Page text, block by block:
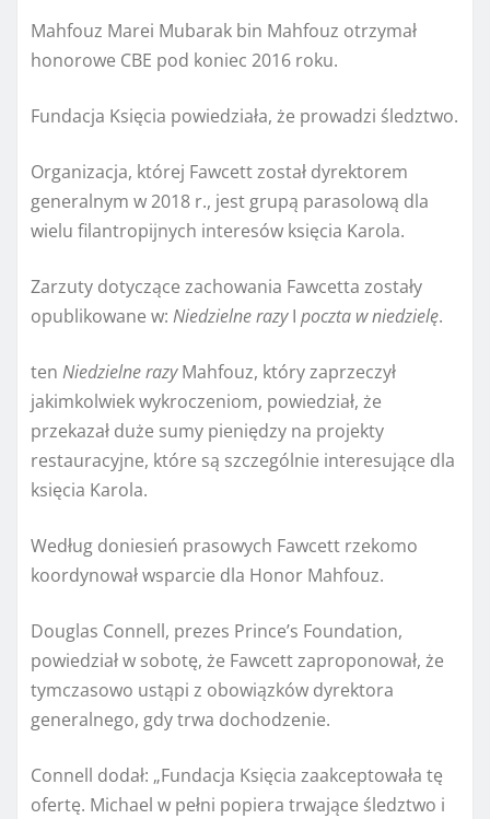
Mahfouz Marei Mubarak bin Mahfouz otrzymał
honorowe CBE pod koniec 2016 roku.
Fundacja Księcia powiedziała, że ​​prowadzi śledztwo.
Organizacja, której Fawcett został dyrektorem
generalnym w 2018 r., jest grupą parasolową dla
wielu filantropijnych interesów księcia Karola.
Zarzuty dotyczące zachowania Fawcetta zostały
opublikowane w: Niedzielne razyI poczta w niedzielę.
ten Niedzielne razyMahfouz, który zaprzeczył
jakimkolwiek wykroczeniom, powiedział, że
przekazał duże sumy pieniędzy na projekty
restauracyjne, które są szczególnie interesujące dla
księcia Karola.
Według doniesień prasowych Fawcett rzekomo
koordynował wsparcie dla Honor Mahfouz.
Douglas Connell, prezes Prince’s Foundation,
powiedział w sobotę, że Fawcett zaproponował, że
tymczasowo ustąpi z obowiązków dyrektora
generalnego, gdy trwa dochodzenie.
Connell dodał: „Fundacja Księcia zaakceptowała tę
ofertę. Michael w pełni popiera trwające śledztwo i